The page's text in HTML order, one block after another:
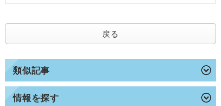
類似記事
情報を探す
戻る